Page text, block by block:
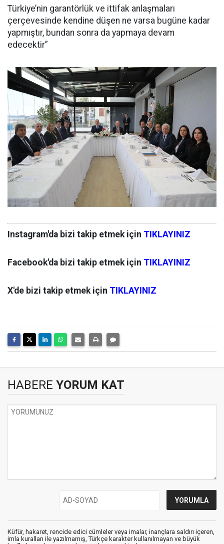
Türkiye’nin garantörlük ve ittifak anlaşmaları
çerçevesinde kendine düşen ne varsa bugüne kadar
yapmıştır, bundan sonra da yapmaya devam
edecektir”
Instagram'da bizi takip etmek için TIKLAYINIZ
Facebook'da bizi takip etmek için TIKLAYINIZ
X'de bizi takip etmek için TIKLAYINIZ
HABERE YORUM KAT
Küfür, hakaret, rencide edici cümleler veya imalar, inançlara saldırı içeren,
imla kuralları ile yazılmamış, Türkçe karakter kullanılmayan ve büyük